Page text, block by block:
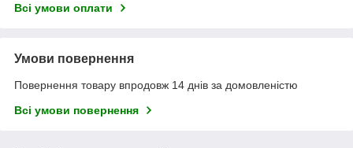
Всі умови оплати
Умови повернення
Повернення товару впродовж 14 днів за домовленістю
Всі умови повернення